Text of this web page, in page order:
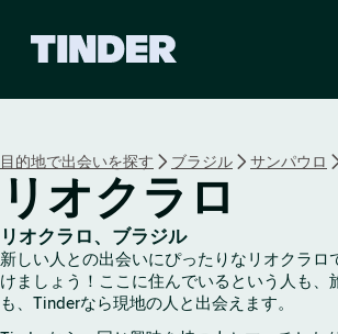
r
ホ
ー
ム
ペ
ー
ジ
目的地で出会いを探す ブラジル サンパウロ
リオクラロ
リオクラロ、ブラジル
新しい人との出会いにぴったりなリオクラロ
けましょう！ここに住んでいるという人も、
も、Tinderなら現地の人と出会えます。